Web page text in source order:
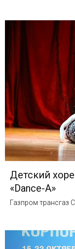
Детский
«Dance-A»
Газпром трансгаз